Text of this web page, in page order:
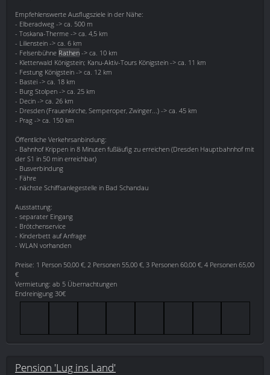
Empfehlenswerte Ausflugsziele in der Nähe:
- Elberadweg -> ca. 500 m
- Toskana-Therme -> ca. 4,5 km
- Lilienstein -> ca. 6 km
- Felsenbühne Rathen -> ca. 10 km
- Kletterwald Königstein; Kanu-Aktiv-Tours Königstein -> ca. 11 km
- Festung Königstein -> ca. 12 km
- Bastei -> ca. 18 km
- Burg Stolpen -> ca. 25 km
- Decin -> ca. 26 km
- Dresden (Frauenkirche, Semperoper, Zwinger...) -> ca. 45 km
- Prag -> ca. 150 km
Öffentliche Verkehrsanbindung:
- Bahnhof Krippen in 8 Minuten fußläufig zu erreichen (Dresden Hauptbahnhof mit
der S1 in 50 min erreichbar)
- Busverbindung
- Fähre
- nächste Schiffsanlegestelle in Bad Schandau
Ausstattung:
- separater Eingang
- Brötchenservice
- Kinderbett auf Anfrage
- WLAN vorhanden
Preise: 1 Person 50,00 €, 2 Personen 55,00 €, 3 Personen 60,00 €, 4 Personen 65,00
€
Vermietung: ab 5 Übernachtungen
Endreinigung 30€
Pension 'Lug ins Land'